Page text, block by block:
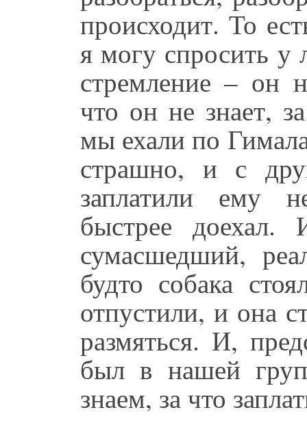
происходит. То
я могу спросить у
стремление – он
что он не знает,
мы ехали по
страшно, и с
заплатили ему
быстрее
сумасшедший,
будто собака
отпустили, и она
размяться. И,
был в нашей
знаем, за что